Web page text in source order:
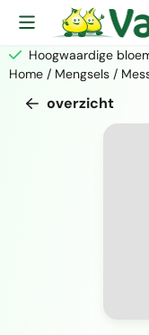
Cookievoorkeuren zijn
Hoogwaardige
Home / Mengsels /
overzicht